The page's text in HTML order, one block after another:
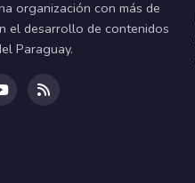
organización con más de
el desarrollo de contenidos
Paraguay.